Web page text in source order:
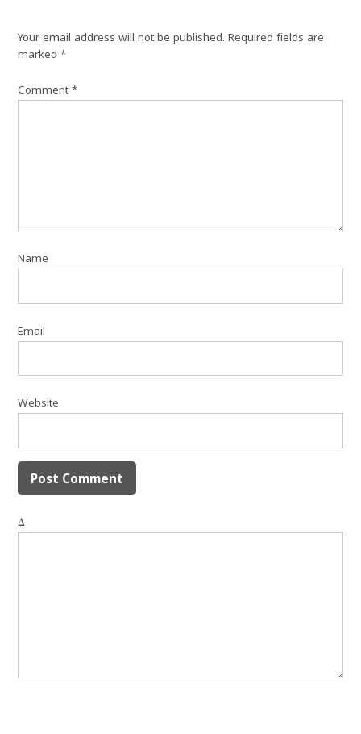
Your email address will not be published. Required fields are
marked*
Comment*
Name
Email
Website
Δ